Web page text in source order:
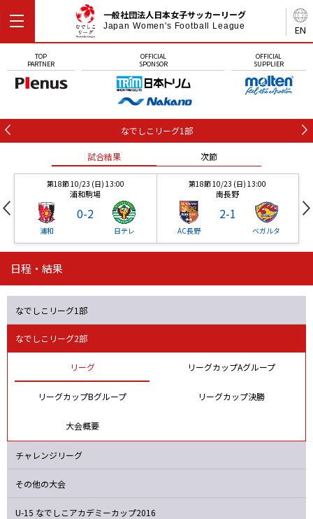
EN
一般社団法人日本女子サッカーリーグ
Japan Women's Football League
TOP
PARTNER
OFFICIAL
SPONSOR
OFFICIAL
SUPPLIER
なでしこリーグ1部
試合結果 次節
第18節 10/23 (日) 13:00
浦和駒場
浦和
0-2
日テレ
第18節 10/23 (日) 13:00
南長野
AC長野
2-1
ベガルタ
第18節 10/23 (日) 13:00
浦和駒場
0-
南長野
日程・結果
なでしこリーグ1部
なでしこリーグ2部
リーグ リーグカップAグループ
リーグカップBグループ リーグカップ決勝
大会概要
チャレンジリーグ
その他の大会
U-15 なでしこアカデミーカップ2016